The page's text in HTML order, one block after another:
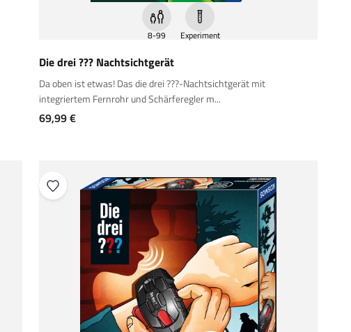
8-99 Experiment
Die drei ??? Nachtsichtgerät
Da oben ist etwas! Das die drei ???-Nachtsichtgerät mit
integriertem Fernrohr und Schärferegler m...
Angebot
69,99 €